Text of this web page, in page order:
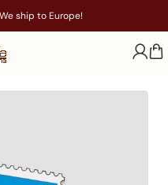
ship to Europe!